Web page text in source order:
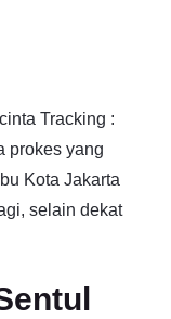
Tracking :
prokes yang
Kota Jakarta
selain dekat